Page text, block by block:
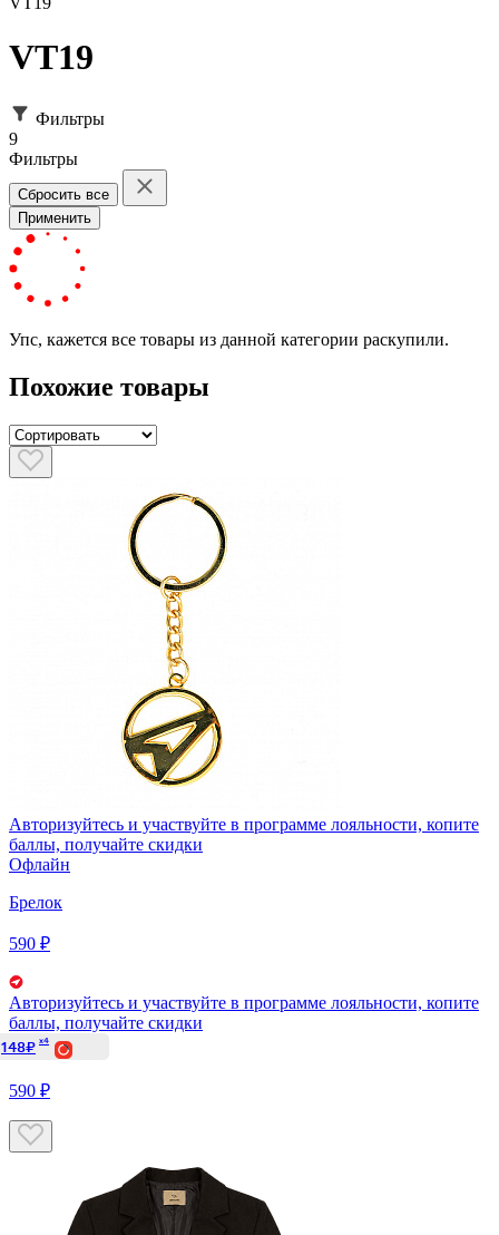
VT19
Фильтры
9
Фильтры
Сбросить все
Применить
Упс, кажется все товары из данной категории раскупили.
Похожие товары
Авторизуйтесь и участвуйте в программе лояльности, копите
баллы, получайте скидки
Офлайн
Брелок
590 ₽
Авторизуйтесь и участвуйте в программе лояльности, копите
баллы, получайте скидки
148₽ x4
590 ₽